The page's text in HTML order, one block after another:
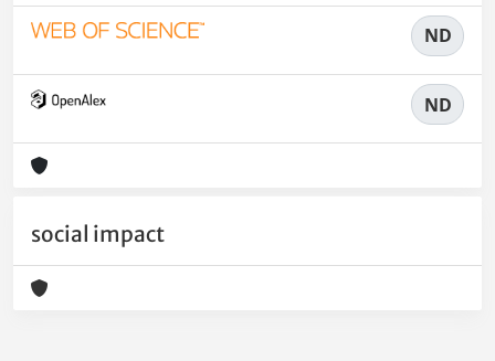
ND
ND
social impact